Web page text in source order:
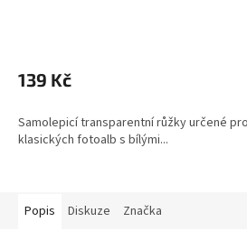
139 Kč
Samolepicí transparentní růžky určené
klasických fotoalb s bílými...
Popis Diskuze Značka